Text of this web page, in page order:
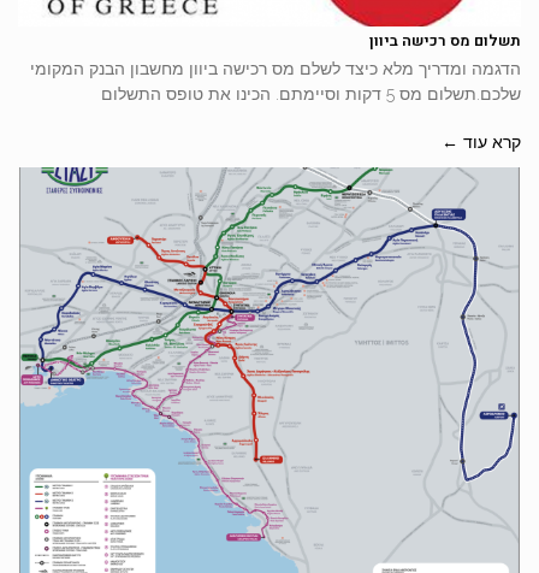
תשלום מס רכישה ביוון
הדגמה ומדריך מלא כיצד לשלם מס רכישה ביוון מחשבון הבנק המקומי
שלכם.תשלום מס 5 דקות וסיימתם. הכינו את טופס התשלום
קרא עוד ←